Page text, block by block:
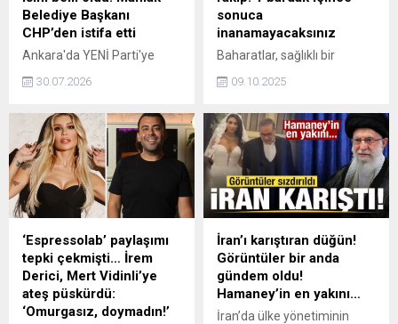
Belediye Başkanı
CHP’den istifa etti
Ankara'da YENİ Parti'ye
Belediye Başkanı Veli
farklılığını gerekçe
göstererek CHP'den istifa
etti. Şahin'in yakında yeni
partisine katılması
bekleniyor.
30.07.2026
sonuca
inanamayacaksınız
Baharatlar, sağlıklı bir
unsurlarındandır. Ancak öyle
suyu içildiğinde adeta bir
şifa kaynağına dönüşüyor.
Vücuttaki iltihap ve
enfeksiyonla savaşarak
bağışıklığı güçlendiriyor,
hastalıklara karşı doğal bir
kalkan oluşturuyor. Etkisi
öyle güçlü ki, limon ve
sarımsağı bile gölgede
bırakıyor.
09.10.2025
‘Espressolab’ paylaşımı
tepki çekmişti… İrem
Derici, Mert Vidinli’ye
ateş püskürdü:
‘Omurgasız, doymadın!’
İran’ı karıştıran düğün!
Görüntüler bir anda
gündem oldu!
Hamaney’in en yakını…
İran’da ülke yönetiminin